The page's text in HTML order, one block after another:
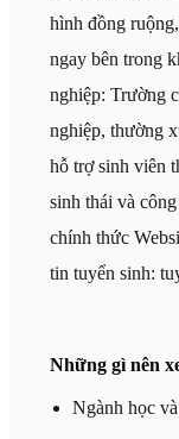
hình đồng
ngay bên trong
nghiệp: Trường
nghiệp, thường
hỗ trợ sinh viên
sinh thái và
chính thức
tin tuyển sinh:
Những gì nên
Ngành học